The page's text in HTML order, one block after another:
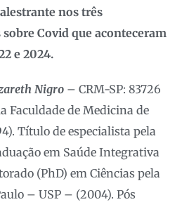
nos três
Covid que aconteceram
e 2024.
Nigro – CRM-SP: 83726
Faculdade de Medicina de
Título de especialista pela
em Saúde Integrativa
(PhD) em Ciências pela
– USP – (2004). Pós